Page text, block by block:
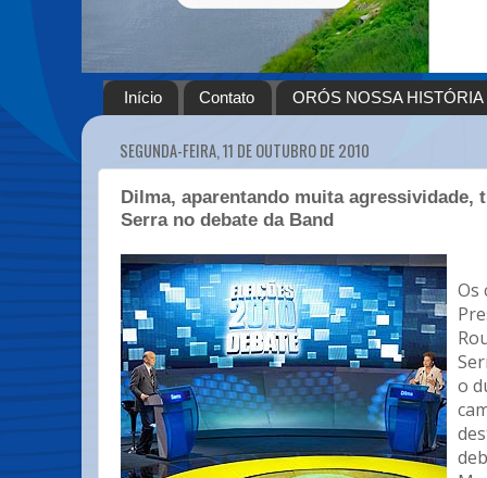
Início Contato ORÓS NOSSA HISTÓRIA
SEGUNDA-FEIRA, 11 DE OUTUBRO DE 2010
Dilma, aparentando muita agressividade,
Serra no debate da Band
Os
o